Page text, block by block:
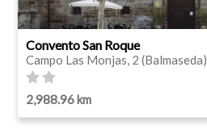
Convento San Roque
Campo Las Monjas, 2 (Balmaseda)
2,988.96 km